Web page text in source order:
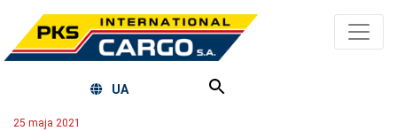
UA
25 maja 2021